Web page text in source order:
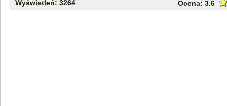
Wyświetleń: 3264 Ocena: 3.6